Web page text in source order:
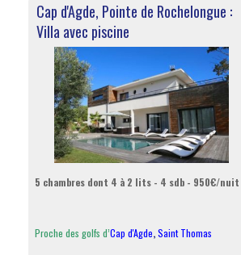
Cap d'Agde, Pointe de Rochelongue :
Villa avec piscine
5 chambres dont 4 à 2 lits - 4 sdb - 950€/nuit
Proche des golfs d’Cap d'Agde,Saint Thomas